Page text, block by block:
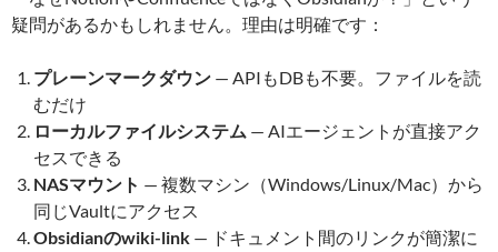
疑問があるかもしれません。理由は明確です：
プレーンマークダウン — APIもDBも不要。ファイルを読
むだけ
ローカルファイルシステム — AIエージェントが直接アク
セスできる
NASマウント — 複数マシン（Windows/Linux/Mac）から
同じVaultにアクセス
Obsidianのwiki-link — ドキュメント間のリンクが簡潔に